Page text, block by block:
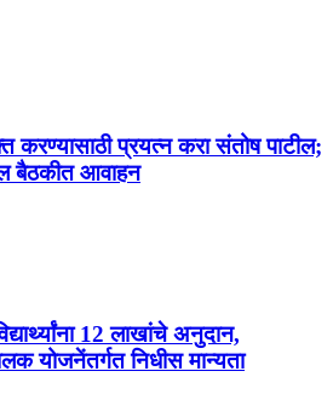
करण्यासाठी प्रयत्न करा संतोष पाटील;
बैठकीत आवाहन
12 लाखांचे अनुदान,
योजनेंतर्गत निधीस मान्यता